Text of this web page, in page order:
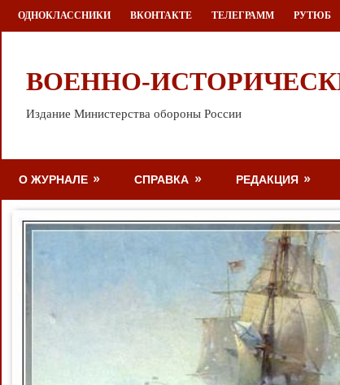
Перейти
к
ОДНОКЛАССНИКИ ВКОНТАКТЕ ТЕЛЕГРАММ РУТЮБ
ВОЕННО-
Издание Министерства обороны России
О ЖУРНАЛЕ СПРАВКА РЕДАКЦИЯ